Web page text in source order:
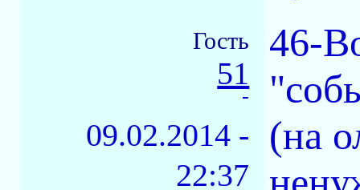
Гость
51
-
09.02.2014 -
22:37
46-
(на